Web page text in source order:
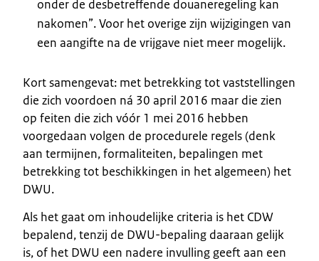
onder de desbetreffende douaneregeling kan
nakomen”. Voor het overige zijn wijzigingen van
een aangifte na de vrijgave niet meer mogelijk.
Kort samengevat: met betrekking tot vaststellingen
die zich voordoen ná 30 april 2016 maar die zien
op feiten die zich vóór 1 mei 2016 hebben
voorgedaan volgen de procedurele regels (denk
aan termijnen, formaliteiten, bepalingen met
betrekking tot beschikkingen in het algemeen) het
DWU.
Als het gaat om inhoudelijke criteria is het CDW
bepalend, tenzij de DWU-bepaling daaraan gelijk
is, of het DWU een nadere invulling geeft aan een